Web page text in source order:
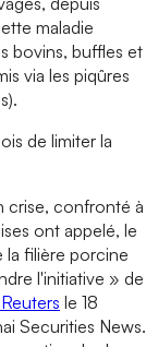
maladie
bovins, buffles et
via les piqûres
de limiter la
crise, confronté à
ont appelé, le
la filière porcine
l'initiative » de
le 18
Securities News.